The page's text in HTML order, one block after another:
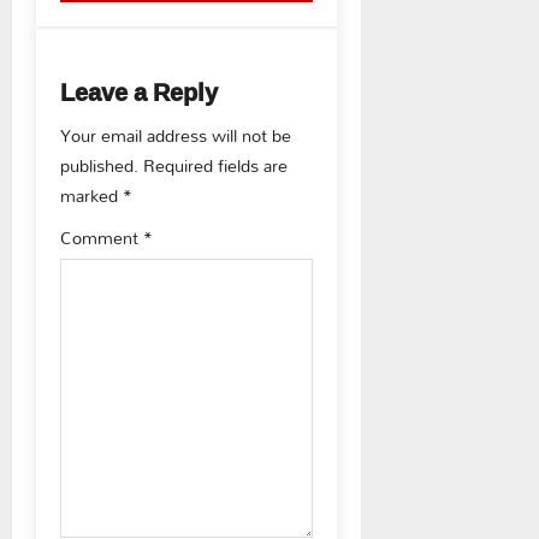
a
v
i
g
Leave a Reply
Your email address will not be
published. Required fields are
marked*
Comment*